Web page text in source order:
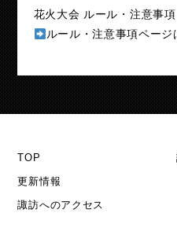
花火大会 ルール・注意事項
ルール・注意事項ページ
TOP
更新情報
諏訪へのアクセス